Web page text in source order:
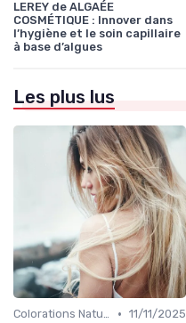
LEREY de ALGAÉE
COSMÉTIQUE : Innover dans
l’hygiène et le soin capillaire
à base d’algues
Les plus lus
Colorations Naturelles et Bio • 11/11/2025